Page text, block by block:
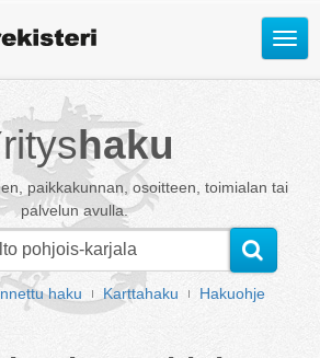
Avaa
haku
paikkakunnan, osoitteen, toimialan tai
palvelun avulla.
haku Karttahaku Hakuohje